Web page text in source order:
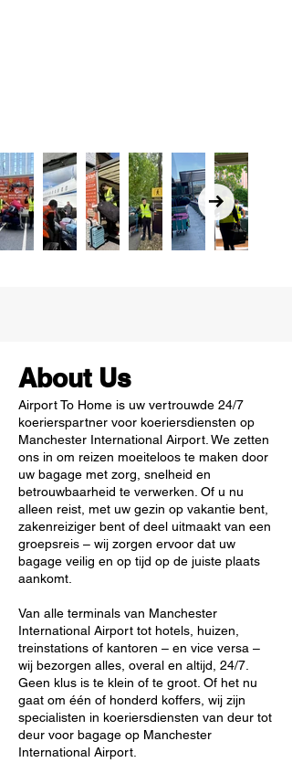
About Us
Airport To Home is uw vertrouwde 24/7
koerierspartner voor koeriersdiensten op
Manchester International Airport. We zetten
ons in om reizen moeiteloos te maken door
uw bagage met zorg, snelheid en
betrouwbaarheid te verwerken. Of u nu
alleen reist, met uw gezin op vakantie bent,
zakenreiziger bent of deel uitmaakt van een
groepsreis – wij zorgen ervoor dat uw
bagage veilig en op tijd op de juiste plaats
aankomt.
Van alle terminals van Manchester
International Airport tot hotels, huizen,
treinstations of kantoren – en vice versa –
wij bezorgen alles, overal en altijd, 24/7.
Geen klus is te klein of te groot. Of het nu
gaat om één of honderd koffers, wij zijn
specialisten in koeriersdiensten van deur tot
deur voor bagage op Manchester
International Airport.